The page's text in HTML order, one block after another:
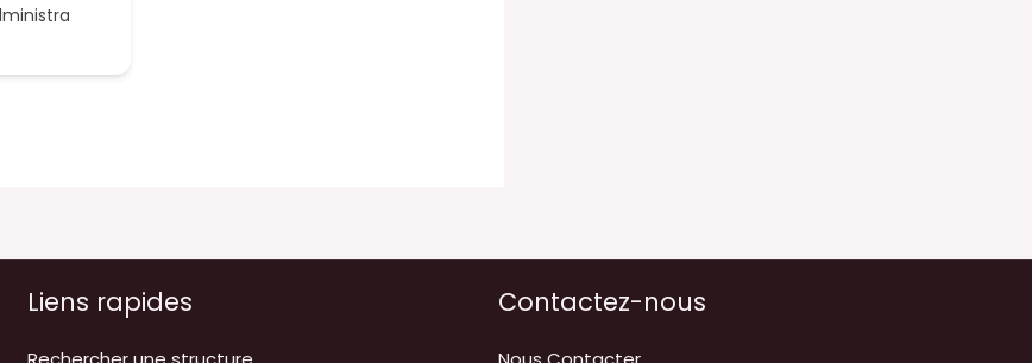
Liens rapides Contactez-nous